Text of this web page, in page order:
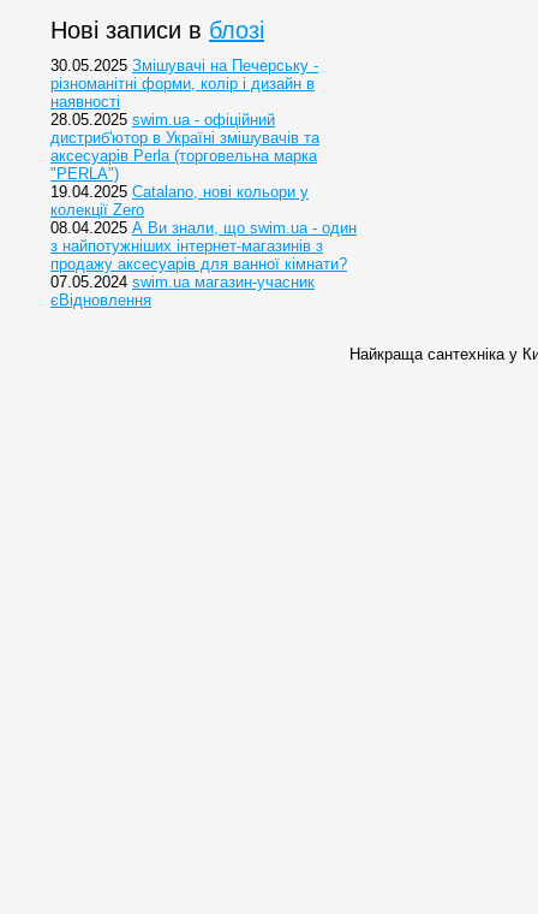
Нові записи в блозі
30.05.2025 Змішувачі на Печерську -
різноманітні форми, колір і дизайн в
наявності
28.05.2025 swim.ua - офіційний
дистриб'ютор в Україні змішувачів та
аксесуарів Perla (торговельна марка
"PERLA")
19.04.2025 Catalano, нові кольори у
колекції Zero
08.04.2025 А Ви знали, що swim.ua - один
з найпотужніших інтернет-магазинів з
продажу аксесуарів для ванної кімнати?
07.05.2024 swim.ua магазин-учасник
єВідновлення
Найкраща сантехніка у